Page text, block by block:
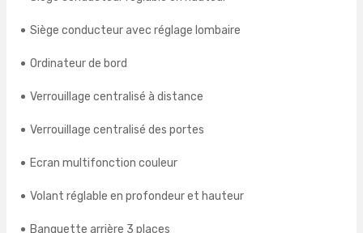
Siège conducteur avec réglage lombaire
Ordinateur de bord
Verrouillage centralisé à distance
Verrouillage centralisé des portes
Ecran multifonction couleur
Volant réglable en profondeur et hauteur
Banquette arrière 3 places